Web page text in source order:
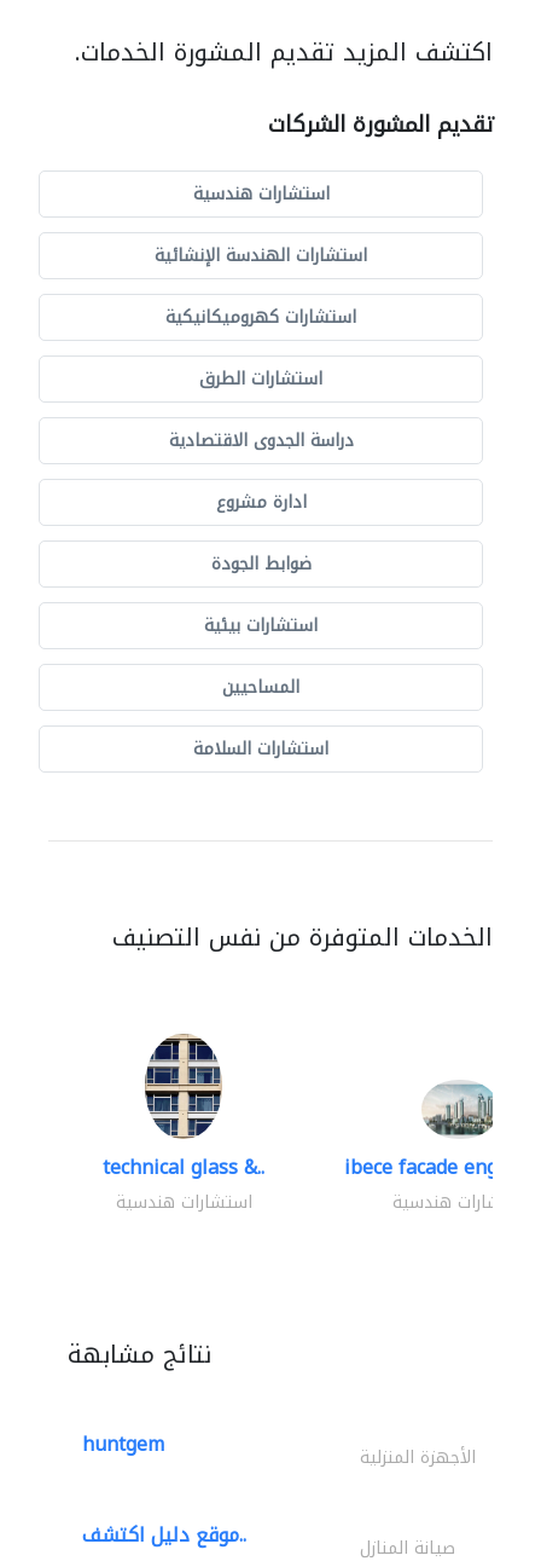
اكتشف المزيد تقديم المشورة الخدمات.
تقديم المشورة الشركات
استشارات هندسية
استشارات الهندسة الإنشائية
استشارات كهروميكانيكية
استشارات الطرق
دراسة الجدوى الاقتصادية
ادارة مشروع
ضوابط الجودة
استشارات بيئية
المساحيين
استشارات السلامة
الخدمات المتوفرة من نفس التصنيف
technical glass &..
استشارات هندسية
ibece facade
استشارات هندسية
نتائج مشابهة
huntgem الأجهزة المنزلية
موقع دليل اكتشف.. صيانة المنازل